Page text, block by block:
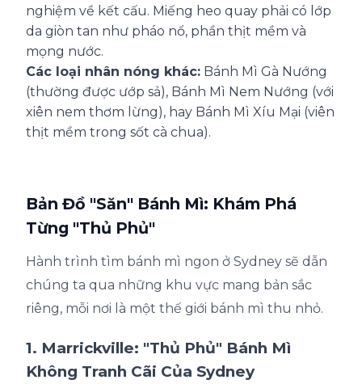
nghiệm về kết cấu. Miếng heo quay phải có lớp
da giòn tan như pháo nổ, phần thịt mềm và
mọng nước.
Các loại nhân nóng khác: Bánh Mì Gà Nướng
(thường được ướp sả), Bánh Mì Nem Nướng (với
xiên nem thơm lừng), hay Bánh Mì Xíu Mại (viên
thịt mềm trong sốt cà chua).
Bản Đồ "Săn" Bánh Mì: Khám Phá
Từng "Thủ Phủ"
Hành trình tìm bánh mì ngon ở Sydney sẽ dẫn
chúng ta qua những khu vực mang bản sắc
riêng, mỗi nơi là một thế giới bánh mì thu nhỏ.
1. Marrickville: "Thủ Phủ" Bánh Mì
Không Tranh Cãi Của Sydney